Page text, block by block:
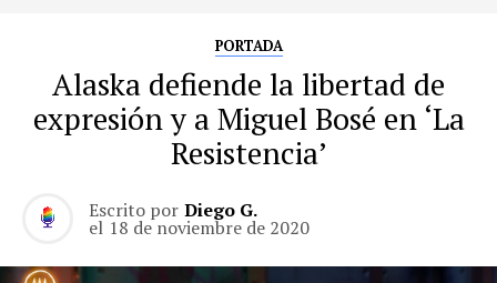
PORTADA
Alaska defiende la libertad de
expresión y a Miguel Bosé en ‘La
Resistencia’
Escrito por Diego G.
el 18 de noviembre de 2020